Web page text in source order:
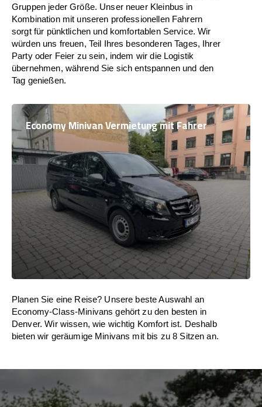
Gruppen jeder Größe. Unser neuer Kleinbus in
Kombination mit unseren professionellen Fahrern
sorgt für pünktlichen und komfortablen Service. Wir
würden uns freuen, Teil Ihres besonderen Tages, Ihrer
Party oder Feier zu sein, indem wir die Logistik
übernehmen, während Sie sich entspannen und den
Tag genießen.
Economy Minivan Vermietung mit Fahrer
Planen Sie eine Reise? Unsere beste Auswahl an
Economy-Class-Minivans gehört zu den besten in
Denver. Wir wissen, wie wichtig Komfort ist. Deshalb
bieten wir geräumige Minivans mit bis zu 8 Sitzen an.